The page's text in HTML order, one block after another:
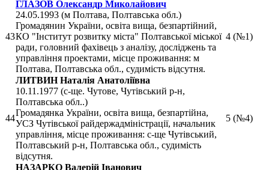
43
ГЛАЗОВ Олександр Миколайович
24.05.1993 (м Полтава, Полтавська обл.)
Громадянин України, освіта вища, безпартійний,
КО "Інститут розвитку міста" Полтавської міської
ради, головний фахівець з аналізу, досліджень та
управління проектами, місце проживання: м
Полтава, Полтавська обл., судимість відсутня.
4 (№1)
44
ЛИТВИН Наталія Анатоліївна
10.11.1977 (с-ще. Чутове, Чутівський р-н,
Полтавська обл..)
Громадянка України, освіта вища, безпартійна,
УСЗ Чутівської райдержадміністрації, начальник
управління, місце проживання: с-ще Чутівський,
Полтавський р-н, Полтавська обл., судимість
відсутня.
5 (№4)
НАЗАРКО Валерій Іванович